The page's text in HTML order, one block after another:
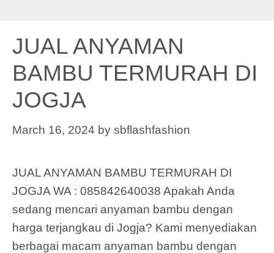
JUAL ANYAMAN
BAMBU TERMURAH DI
JOGJA
March 16, 2024 by sbflashfashion
JUAL ANYAMAN BAMBU TERMURAH DI
JOGJA WA : 085842640038 Apakah Anda
sedang mencari anyaman bambu dengan
harga terjangkau di Jogja? Kami menyediakan
berbagai macam anyaman bambu dengan